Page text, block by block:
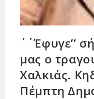
΄΄Έφυγε’’
μας ο
Χαλκιάς.
Πέμπτη